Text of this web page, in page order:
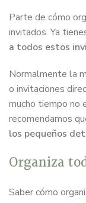
Parte de cómo
invitados. Ya
a todos estos
Normalmente la
o invitaciones
mucho tiempo no
recomendamos
los pequeños
Organiza
Saber cómo